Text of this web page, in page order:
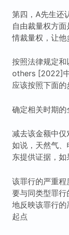
第四，A先生还
自由裁量权方
情裁量权，让他
按照法律规定
others [2022]
应该按照下面的
确定相关时期的
减去该金额中
如说，天然气
东提供证据，
该罪行的严重
要与同类型罪
地反映该罪行
起点